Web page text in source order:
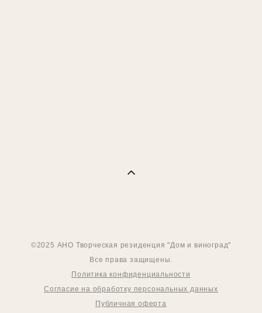
©2025 АНО Творческая резиденция "Дом и виноград"
Все права защищены.
Политика конфиденциальности
Согласие на обработку персональных данных
Публичная оферта